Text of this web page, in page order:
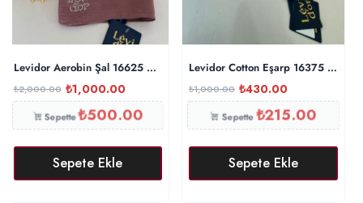
Levidor Aerobin Şal 16625 – İncir
₺2,000.00 ₺1,000.00
Sepette₺500.00
Sepete Ekle
Levidor Cotton Eşarp 16375 –
₺1,000.00 ₺430.00
Sepette₺215.00
Sepete Ekle